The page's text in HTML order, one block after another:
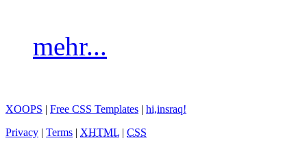
mehr...
XOOPS | Free CSS Templates | hi,insraq!
Privacy | Terms | XHTML | CSS